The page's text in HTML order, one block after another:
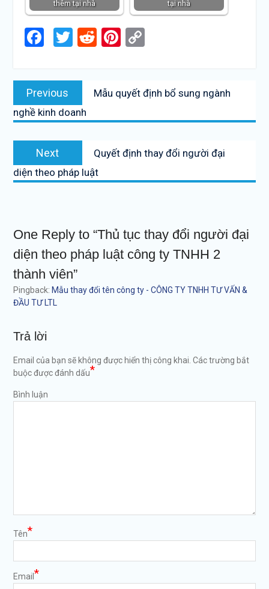
thêm tại nhà tại nhà
Facebook
Twitter
RedditPinterest
Copy
Điều
hướng
bài
viết
Previous
Previous
post:
Mẫu quyết định bổ sung ngành
nghề kinh doanh
Next
Next
post:
Quyết định thay đổi người đại
diện theo pháp luật
One Reply to “Thủ tục thay đổi người đại
diện theo pháp luật công ty TNHH 2
thành viên”
Pingback: Mẫu thay đổi tên công ty - CÔNG TY TNHH TƯ VẤN &
ĐẦU TƯ LTL
Trả lời
Email của bạn sẽ không được hiển thị công khai. Các trường bắt
buộc được đánh dấu*
Bình luận
Tên*
Email *